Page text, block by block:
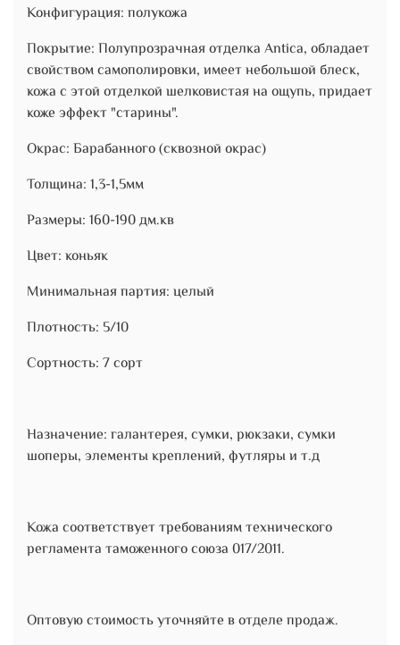
Конфигурация: полукожа
Покрытие: Полупрозрачная отделка Antica, обладает
свойством самополировки, имеет небольшой блеск,
кожа с этой отделкой шелковистая на ощупь, придает
коже эффект "старины".
Окрас: Барабанного (сквозной окрас)
Толщина: 1,3-1,5мм
Размеры: 160-190 дм.кв
Цвет: коньяк
Минимальная партия: целый
Плотность: 5/10
Сортность: 7 сорт
Назначение: галантерея, сумки, рюкзаки, сумки
шоперы, элементы креплений, футляры и т.д
Кожа соответствует требованиям технического
регламента таможенного союза 017/2011.
Оптовую стоимость уточняйте в отделе продаж.